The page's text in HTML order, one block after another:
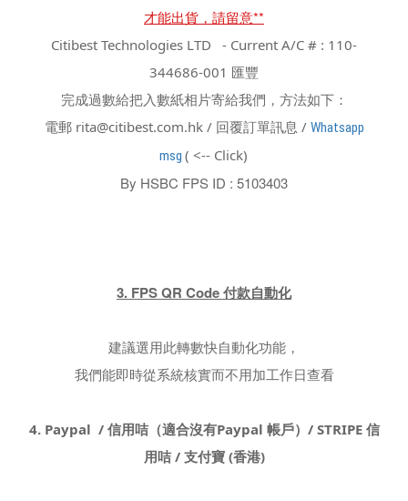
才能出貨，請留意**
Citibest Technologies LTD - Current A/C # : 110-
344686-001 匯豐
完成過數給把入數紙相片寄給我們，方法如下：
電郵 rita@citibest.com.hk / 回覆訂單訊息 / Whatsapp
msg ( <-- Click)
By HSBC FPS ID : 5103403
3. FPS QR Code 付款自動化
建議選用此轉數快自動化功能，
我們能即時從系統核實而不用加工作日查看
4. Paypal / 信用咭（適合沒有Paypal 帳戶）/ STRIPE 信
用咭 / 支付寶 (香港)